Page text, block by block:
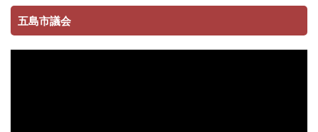
五島市議会
動